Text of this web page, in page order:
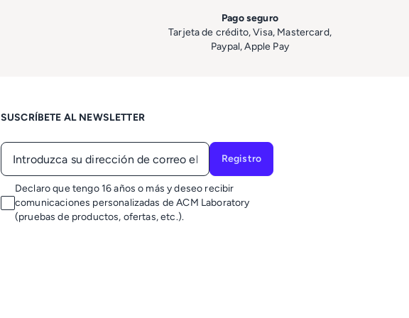
Pago seguro
Tarjeta de crédito, Visa, Mastercard,
Paypal, Apple Pay
SUSCRÍBETE AL NEWSLETTER
Registro
Declaro que tengo 16 años o más y deseo recibir
comunicaciones personalizadas de ACM Laboratory
(pruebas de productos, ofertas, etc.).